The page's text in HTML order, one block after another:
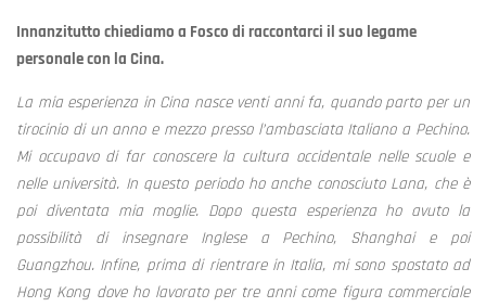
Innanzitutto chiediamo a Fosco di raccontarci il suo legame
personale con la Cina.
La mia esperienza in Cina nasce venti anni fa, quando parto per un
tirocinio di un anno e mezzo presso l’ambasciata Italiano a Pechino.
Mi occupavo di far conoscere la cultura occidentale nelle scuole e
nelle università. In questo periodo ho anche conosciuto Lana, che è
poi diventata mia moglie. Dopo questa esperienza ho avuto la
possibilità di insegnare Inglese a Pechino, Shanghai e poi
Guangzhou. Infine, prima di rientrare in Italia, mi sono spostato ad
Hong Kong dove ho lavorato per tre anni come figura commerciale